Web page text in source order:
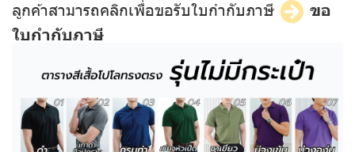
ลูกค้าสามารถคลิกเพื่อขอรับใบกำกับภาษี
ขอ
ใบกำกับภาษี